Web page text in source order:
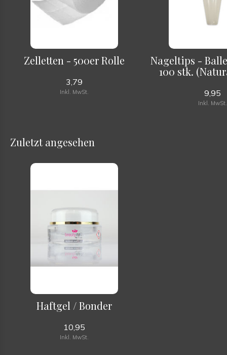
Zelletten - 500er Rolle
3,79
Inkl. MwSt.
Nageltips -
100 stk.
9,95
Inkl. MwSt.
Zuletzt angesehen
Haftgel / Bonder
10,95
Inkl. MwSt.